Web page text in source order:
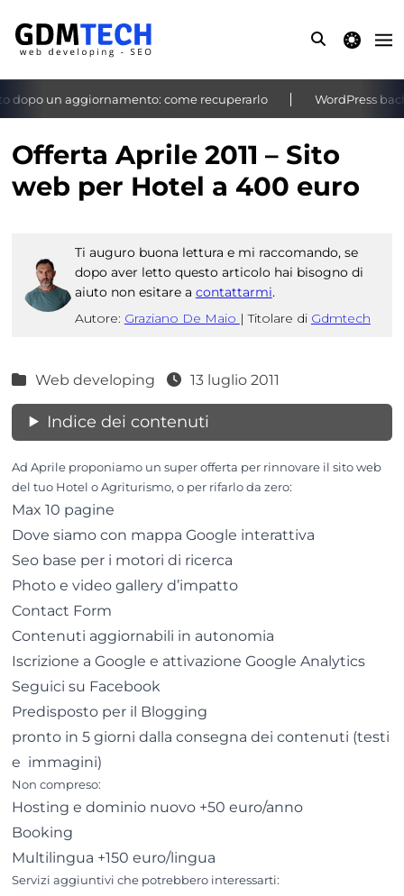
theme
un aggiornamento: come recuperarlo WordPress
‹ ›
Offerta Aprile 2011 – Sito
web per Hotel a 400 euro
Ti auguro buona lettura e mi raccomando, se
dopo aver letto questo articolo hai bisogno di
aiuto non esitare a contattarmi.
Autore: Graziano De Maio | Titolare di Gdmtech
Web developing 13 luglio 2011
Indice dei contenuti
Ad Aprile proponiamo un super offerta per rinnovare il sito web
del tuo Hotel o Agriturismo, o per rifarlo da zero:
Max 10 pagine
Dove siamo con mappa Google interattiva
Seo base per i motori di ricerca
Photo e video gallery d’impatto
Contact Form
Contenuti aggiornabili in autonomia
Iscrizione a Google e attivazione Google Analytics
Seguici su Facebook
Predisposto per il Blogging
pronto in 5 giorni dalla consegna dei contenuti (testi
e immagini)
Non compreso:
Hosting e dominio nuovo +50 euro/anno
Booking
Multilingua +150 euro/lingua
Servizi aggiuntivi che potrebbero interessarti: